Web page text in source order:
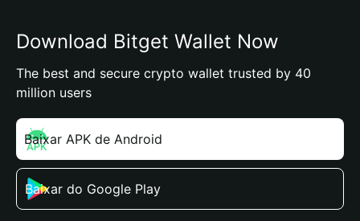
Download Bitget Wallet Now
The best and secure crypto wallet trusted by 40
million users
Baixar APK de Android
Baixar do Google Play